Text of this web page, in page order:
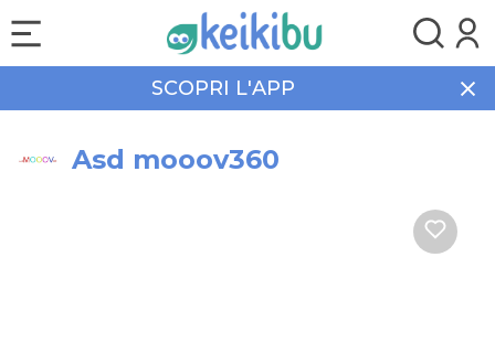
SCOPRI L'APP
Asd mooov360
Asd mooov360